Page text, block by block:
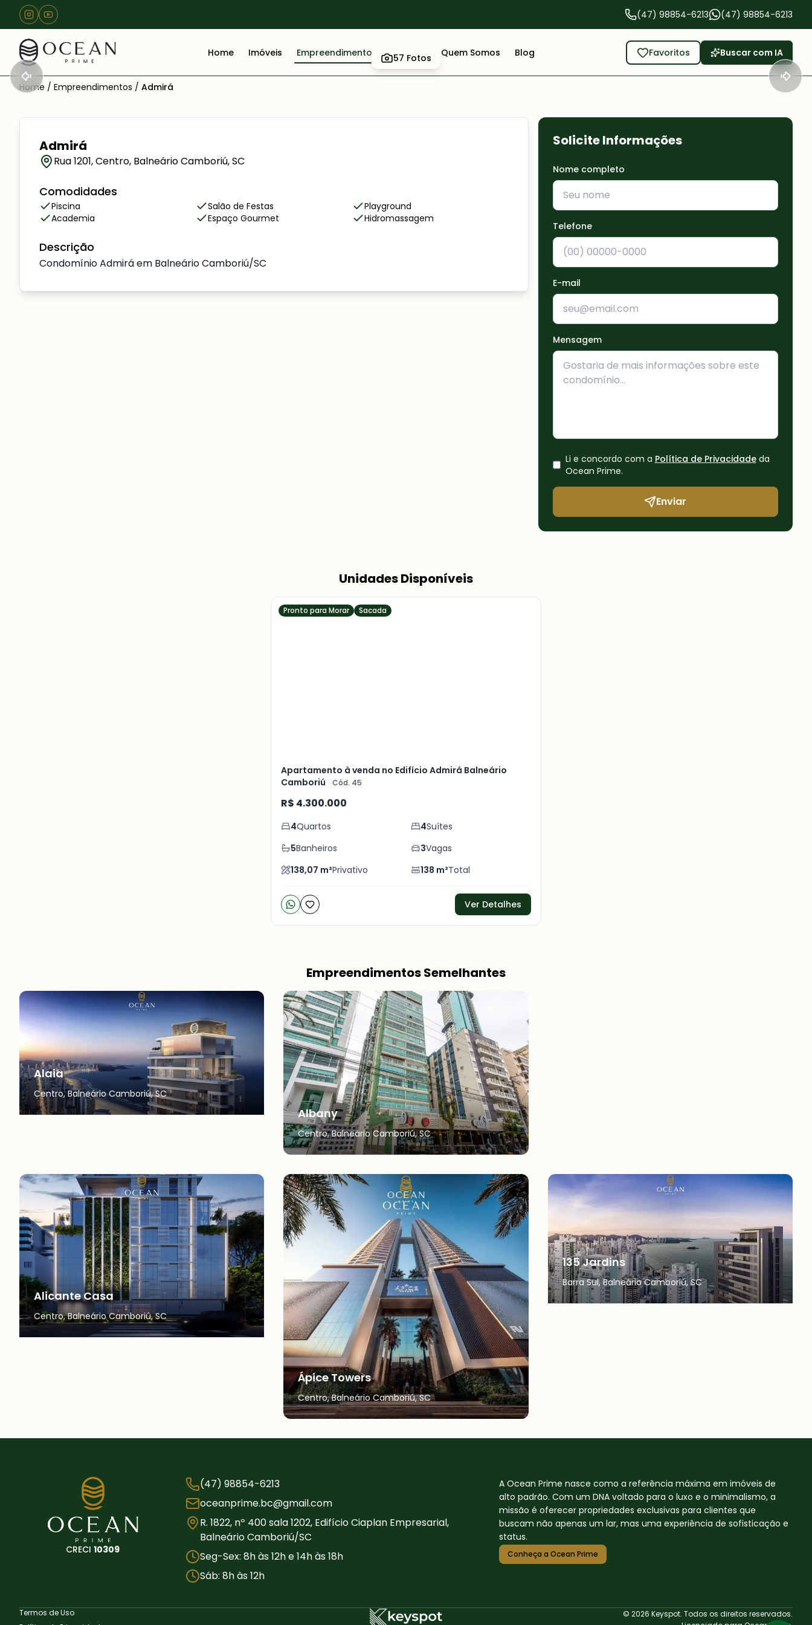
(47) 98854-6213 (47) 98854-6213
Home Imóveis Empreendimentos Anuncie Quem Somos Blog Favoritos Buscar com IA
57 Fotos
Home / Empreendimentos / Admirá
Admirá
Rua 1201, Centro, Balneário Camboriú, SC
Comodidades
Piscina Salão de Festas
Playground
Academia
Espaço Gourmet Hidromassagem
Descrição
Condomínio Admirá em Balneário Camboriú/SC
Solicite Informações
Nome completo
Telefone
E-mail
Mensagem
Li e concordo com a Política de Privacidadeda
Ocean Prime.
Enviar
Unidades Disponíveis
Pronto para Morar Sacada
Apartamento à venda no Edifício Admirá Balneário
Camboriú
Cód. 45
R$ 4.300.000
4Quartos 4Suítes
5Banheiros 3Vagas
138,07 m²Privativo 138 m²Total
Ver Detalhes
Empreendimentos Semelhantes
Alaia
Centro, Balneário Camboriú, SC
Albany
Centro, Balneário Camboriú, SC
Alicante Casa
Centro, Balneário Camboriú, SC
Ápice Towers
Centro, Balneário Camboriú, SC
135 Jardins
Barra Sul, Balneário Camboriú, SC
CRECI10309
(47) 98854-6213
oceanprime.bc@gmail.com
R. 1822, nº 400 sala 1202, Edifício Ciaplan Empresarial,
Balneário Camboriú/SC
Seg-Sex: 8h às 12h e 14h às 18h
Sáb: 8h às 12h
A Ocean Prime nasce como a referência máxima em imóveis de
alto padrão. Com um DNA voltado para o luxo e o minimalismo, a
missão é oferecer propriedades exclusivas para clientes que
buscam não apenas um lar, mas uma experiência de sofisticação e
status.
Conheça a Ocean Prime
Termos de Uso
© 2026 Keyspot. Todos os direitos reservados.